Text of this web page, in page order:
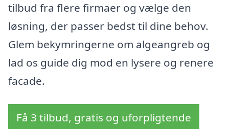
tilbud fra flere firmaer og vælge den
løsning, der passer bedst til dine behov.
Glem bekymringerne om algeangreb og
lad os guide dig mod en lysere og renere
facade.
Få 3 tilbud, gratis og uforpligtende